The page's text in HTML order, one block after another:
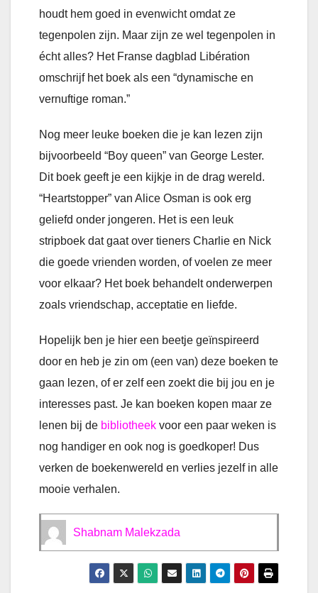
houdt hem goed in evenwicht omdat ze
tegenpolen zijn. Maar zijn ze wel tegenpolen in
écht alles? Het Franse dagblad Libération
omschrijf het boek als een “dynamische en
vernuftige roman.”
Nog meer leuke boeken die je kan lezen zijn
bijvoorbeeld “Boy queen” van George Lester.
Dit boek geeft je een kijkje in de drag wereld.
“Heartstopper” van Alice Osman is ook erg
geliefd onder jongeren. Het is een leuk
stripboek dat gaat over tieners Charlie en Nick
die goede vrienden worden, of voelen ze meer
voor elkaar? Het boek behandelt onderwerpen
zoals vriendschap, acceptatie en liefde.
Hopelijk ben je hier een beetje geïnspireerd
door en heb je zin om (een van) deze boeken te
gaan lezen, of er zelf een zoekt die bij jou en je
interesses past. Je kan boeken kopen maar ze
lenen bij de bibliotheek voor een paar weken is
nog handiger en ook nog is goedkoper! Dus
verken de boekenwereld en verlies jezelf in alle
mooie verhalen.
Shabnam Malekzada